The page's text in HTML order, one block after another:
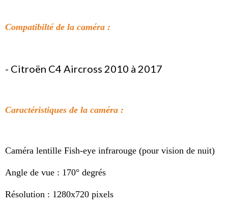
Compatibilté de la caméra :
- Citroën C4 Aircross 2010 à 2017
Caractéristiques de la caméra :
Caméra lentille Fish-eye infrarouge (pour vision de nuit)
Angle de vue : 170° degrés
Résolution : 1280x720 pixels